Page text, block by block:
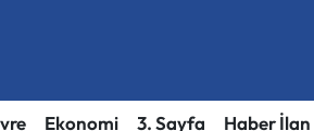
Ekonomi 3. Sayfa Haber İlan